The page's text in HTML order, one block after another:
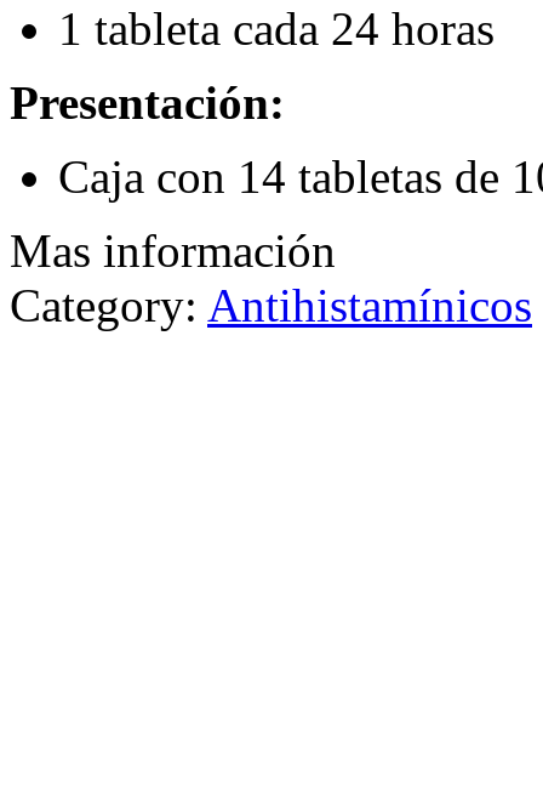
1 tableta cada 24 horas
Presentación:
Caja con 14 tabletas de
Mas información
Category: Antihistamínicos